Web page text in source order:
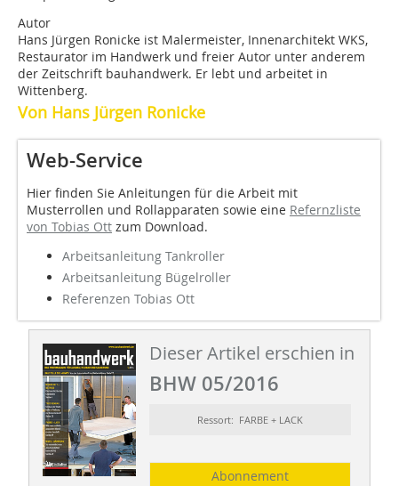
Autor
Hans Jürgen Ronicke ist Malermeister, Innenarchitekt WKS,
Restaurator im Handwerk und freier Autor unter anderem
der Zeitschrift bauhandwerk. Er lebt und arbeitet in
Wittenberg.
Von Hans Jürgen Ronicke
Web-Service
Hier finden Sie Anleitungen für die Arbeit mit
Musterrollen und Rollapparaten sowie eine Refernzliste
von Tobias Ott zum Download.
Arbeitsanleitung Tankroller
Arbeitsanleitung Bügelroller
Referenzen Tobias Ott
Dieser Artikel erschien in
BHW 05/2016
Ressort: FARBE + LACK
Abonnement